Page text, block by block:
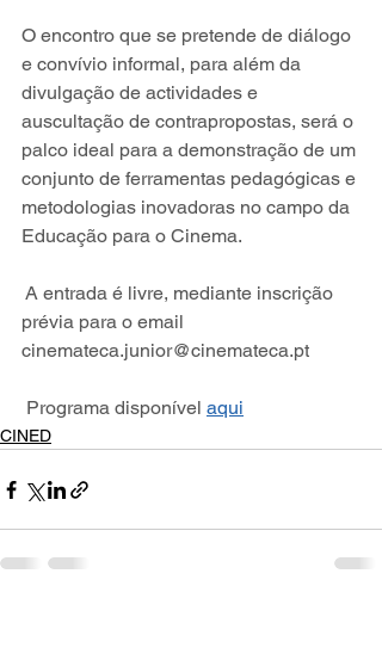
O encontro que se pretende de diálogo
e convívio informal, para além da
divulgação de actividades e
auscultação de contrapropostas, será o
palco ideal para a demonstração de um
conjunto de ferramentas pedagógicas e
metodologias inovadoras no campo da
Educação para o Cinema.
A entrada é livre, mediante inscrição
prévia para o email
cinemateca.junior@cinemateca.pt
Programa disponível aqui
CINED